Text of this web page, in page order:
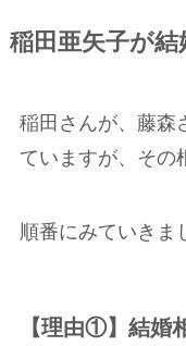
稲田亜矢子が
稲田さんが、藤森
ていますが、その
順番にみていきま
【理由①】結婚